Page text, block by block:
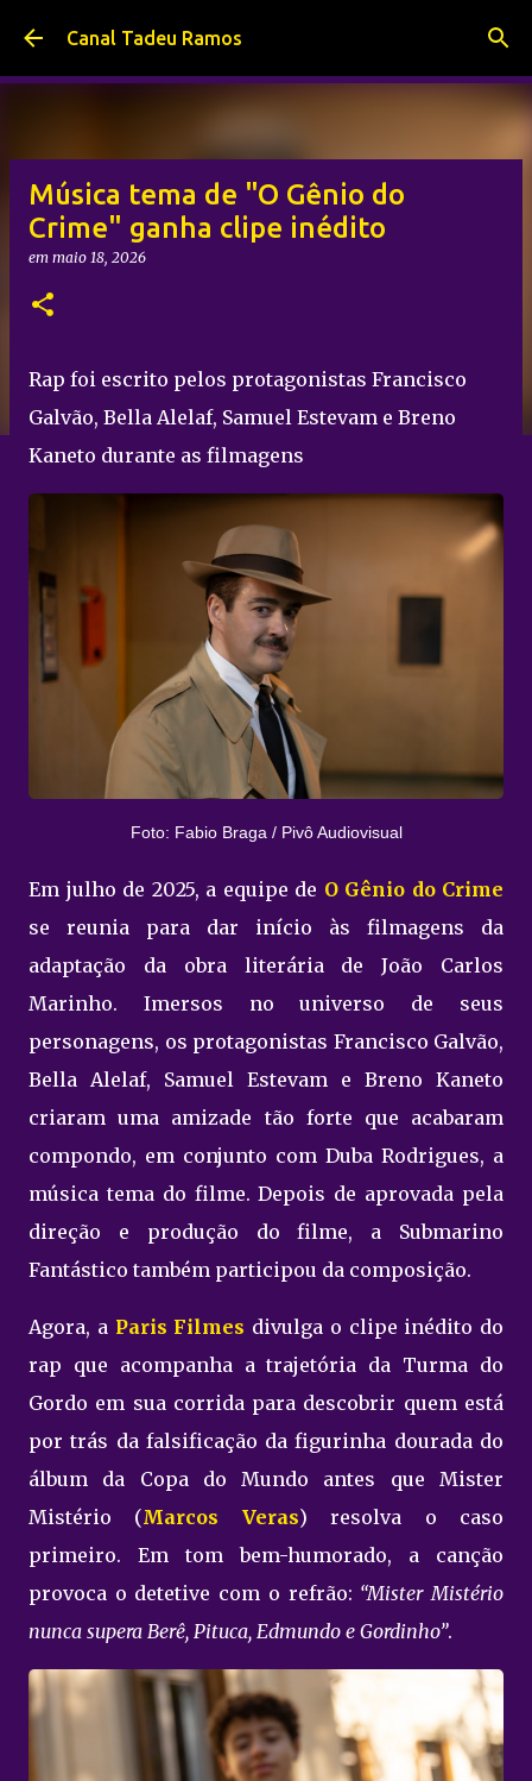
Pular para o conteúdo principal
Canal Tadeu Ramos
Música tema de "O Gênio do
Crime" ganha clipe inédito
em maio 18, 2026
Rap foi escrito pelos protagonistas Francisco
Galvão, Bella Alelaf, Samuel Estevam e Breno
Kaneto durante as filmagens
Foto: Fabio Braga / Pivô Audiovisual
Em julho de 2025, a equipe de O Gênio do Crime
se reunia para dar início às filmagens da
adaptação da obra literária de João Carlos
Marinho. Imersos no universo de seus
personagens, os protagonistas Francisco Galvão,
Bella Alelaf, Samuel Estevam e Breno Kaneto
criaram uma amizade tão forte que acabaram
compondo, em conjunto com Duba Rodrigues, a
música tema do filme. Depois de aprovada pela
direção e produção do filme, a Submarino
Fantástico também participou da composição.
Agora, a Paris Filmes divulga o clipe inédito do
rap que acompanha a trajetória da Turma do
Gordo em sua corrida para descobrir quem está
por trás da falsificação da figurinha dourada do
álbum da Copa do Mundo antes que Mister
Mistério (Marcos Veras) resolva o caso
primeiro. Em tom bem-humorado, a canção
provoca o detetive com o refrão: “Mister Mistério
nunca supera Berê, Pituca, Edmundo e Gordinho”.